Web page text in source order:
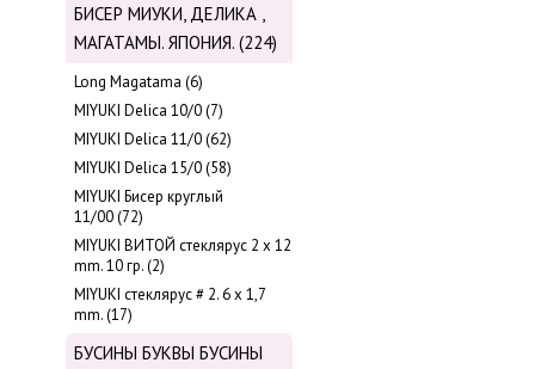
БИСЕР МИУКИ, ДЕЛИКА ,
МАГАТАМЫ. ЯПОНИЯ. (224)
Long Magatama (6)
MIYUKI Delica 10/0 (7)
MIYUKI Delica 11/0 (62)
MIYUKI Delica 15/0 (58)
MIYUKI Бисер круглый
11/00 (72)
MIYUKI ВИТОЙ стеклярус 2 х 12
mm. 10 гр. (2)
MIYUKI стеклярус # 2. 6 х 1,7
mm. (17)
БУСИНЫ БУКВЫ БУСИНЫ